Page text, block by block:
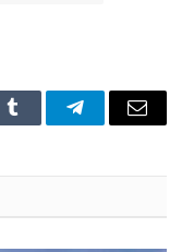
Tumblr TelegramEmail